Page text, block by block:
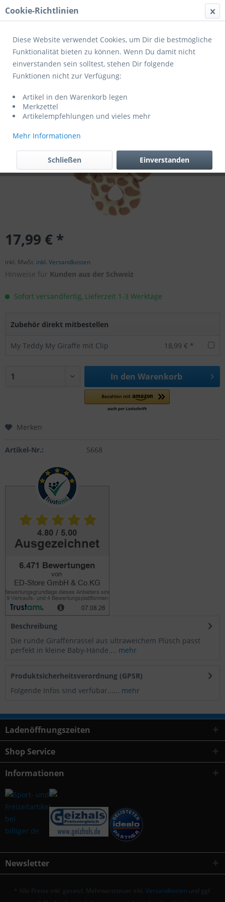
Menü
Übersicht Stofftiere und Schmusedecken
17,99 € *
inkl. MwSt. inkl. Versandkosten
Hinweise für Kunden aus der Schweiz
Sofort versandfertig, Lieferzeit 1-3 Werktage
Zubehör direkt mitbestellen
My Teddy My Giraffe mit Clip 18,99 € *
In den Warenkorb
Merken
Artikel-Nr.: 5668
Beschreibung
Die runde Giraffenrassel aus ultraweichem Plüsch passt
perfekt in kleine Baby-Hände.... mehr
Produktsicherheitsverordnung (GPSR)
Folgende Infos sind verfübar...... mehr
Ladenöffnungszeiten
Shop Service
Informationen
Newsletter
* Alle Preise inkl. gesetzl. Mehrwertsteuer inkl. Versandkosten und ggf.
Cookie-Richtlinien
Diese Website verwendet Cookies, um Dir die bestmögliche
Funktionalität bieten zu können. Wenn Du damit nicht
einverstanden sein solltest, stehen Dir folgende
Funktionen nicht zur Verfügung:
Artikel in den Warenkorb legen
Merkzettel
Artikelempfehlungen und vieles mehr
Mehr Informationen
Einverstanden
Schließen